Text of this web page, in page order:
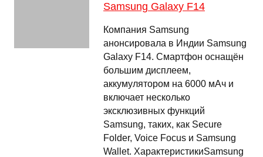
Samsung Galaxy F14
Компания Samsung
анонсировала в Индии Samsung
Galaxy F14. Смартфон оснащён
большим дисплеем,
аккумулятором на 6000 мАч и
включает несколько
эксклюзивных функций
Samsung, таких, как Secure
Folder, Voice Focus и Samsung
Wallet. ХарактеристикиSamsung